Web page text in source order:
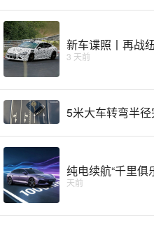
新车谍照丨再战
3 天前
5米大车转弯半径
纯电续航“千里俱
天前